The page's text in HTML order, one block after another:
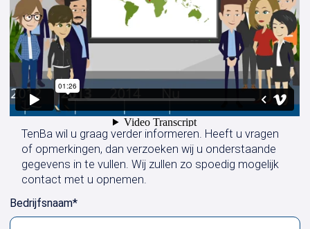
TenBa wil u graag verder informeren. Heeft u vragen
of opmerkingen, dan verzoeken wij u onderstaande
gegevens in te vullen. Wij zullen zo spoedig mogelijk
contact met u opnemen.
Bedrijfsnaam*